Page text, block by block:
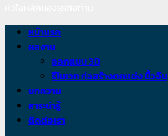
Primary
Menu
หน้าแรก
ผลงาน
ออกแบบ 3D
รีโนเวท ก่อสร้างตกแต่ง บิ้วอิน
บทความ
สาระน่ารู้
ติดต่อเรา